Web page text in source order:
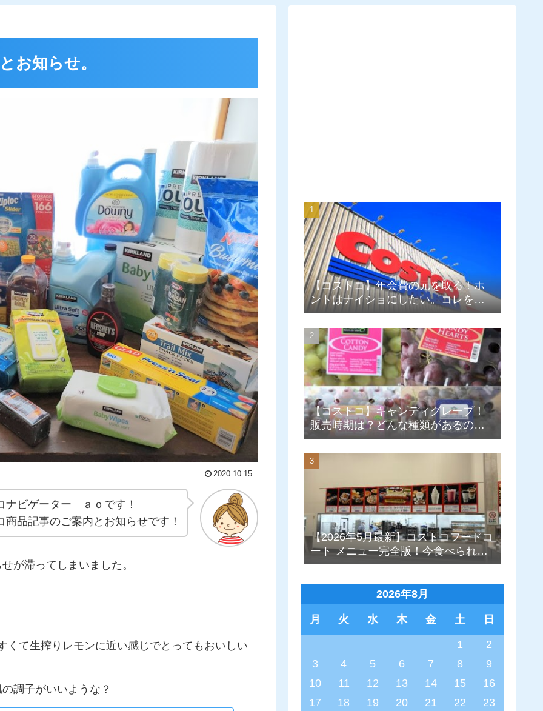
お知らせ。
2020.10.15
ナビゲーター ａｏです！
商品記事のご案内とお知らせです！
が滞ってしまいました。
くて生搾りレモンに近い感じでとってもおいしい
調子がいいような？
【コストコ】年会費の元を取る！ホ
ントはナイショにしたい。コレを買
えば即達成！コスパ良しランキン
グ！
【コストコ】キャンディグレープ！
販売時期は？どんな種類があるの？4
種まとめ
【2026年5月最新】コストコフードコ
ート メニュー完全版！今食べられる
もの、過去の人気メニューも写真付
2026年8月
月 火 水 木 金 土 日
1
2
3
4 5 6 7 8
9
10
11 12 13 14 15
16
17
18 19 20 21 22
23